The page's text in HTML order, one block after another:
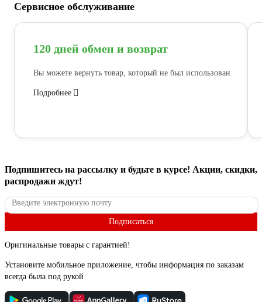
Сервисное обслуживание
120 дней обмен и возврат
Вы можете вернуть товар, который не был использован
Подробнее
Подпишитесь на рассылку и будьте в курсе! Акции, скидки,
распродажи ждут!
Подписаться
Оригинальные товары с гарантией!
Установите мобильное приложение, чтобы информация по заказам
всегда была под рукой